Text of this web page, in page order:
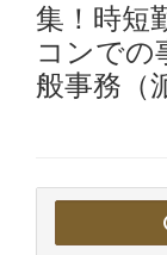
集！時短
コンでの
般事務（